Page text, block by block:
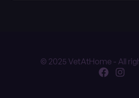
© 2025 VetAtHome - All